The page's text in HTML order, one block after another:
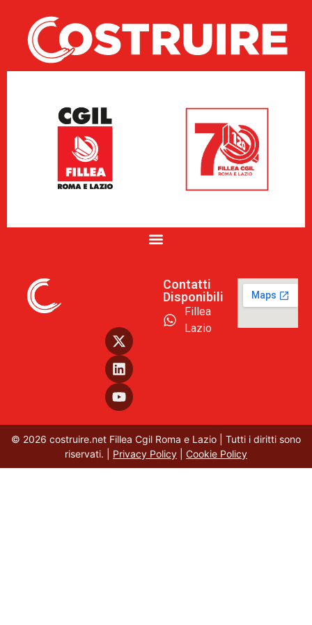
Contatti
Disponibili
Fillea
Lazio
© 2026 costruire.net Fillea Cgil Roma e Lazio | Tutti i diritti sono
riservati. | Privacy Policy Cookie Policy